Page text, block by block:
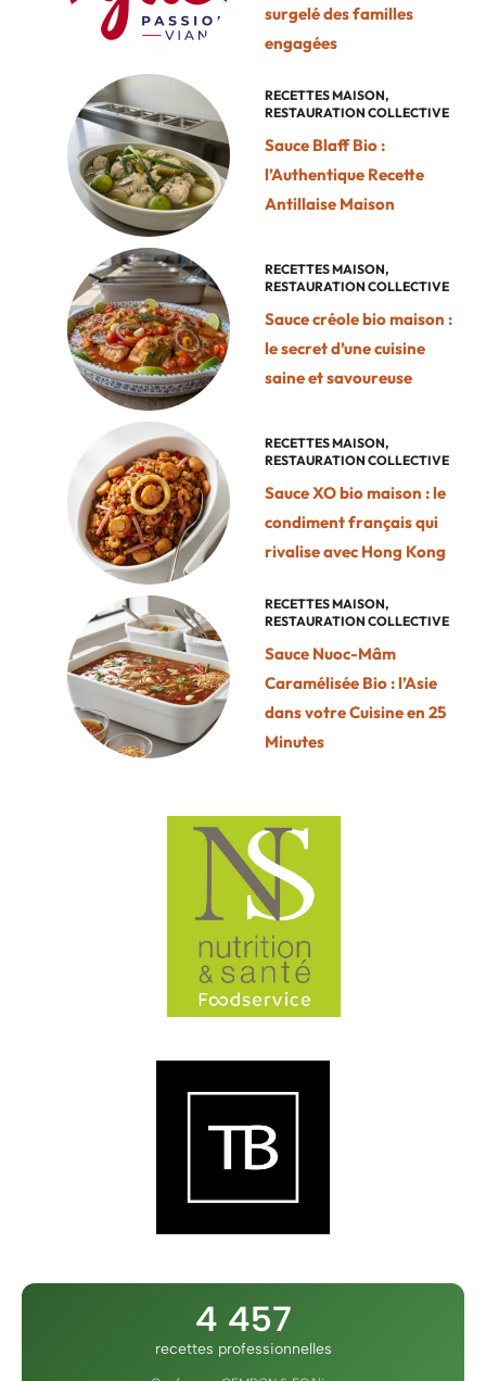
surgelé des familles
engagées
RECETTES MAISON,
RESTAURATION COLLECTIVE
Sauce Blaff Bio :
l’Authentique Recette
Antillaise Maison
RECETTES MAISON,
RESTAURATION COLLECTIVE
Sauce créole bio maison :
le secret d’une cuisine
saine et savoureuse
RECETTES MAISON,
RESTAURATION COLLECTIVE
Sauce XO bio maison : le
condiment français qui
rivalise avec Hong Kong
RECETTES MAISON,
RESTAURATION COLLECTIVE
Sauce Nuoc-Mâm
Caramélisée Bio : l’Asie
dans votre Cuisine en 25
Minutes
4 457
recettes professionnelles